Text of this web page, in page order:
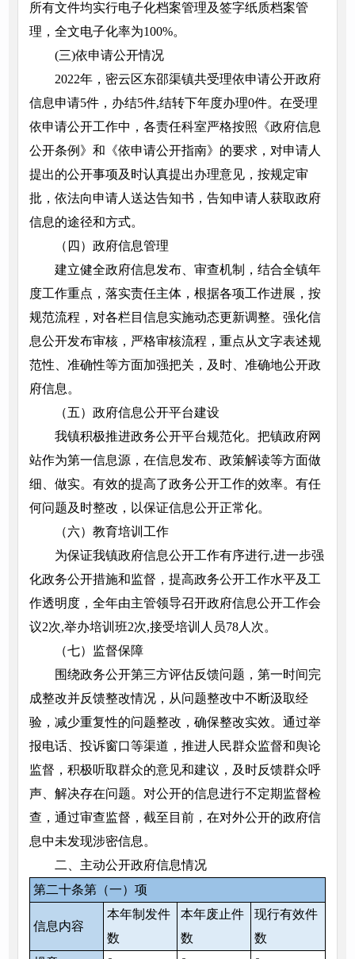
所有文件均实行电子化档案管理及签字纸质档案管
理，全文电子化率为100%。
(三)依申请公开情况
2022年，密云区东邵渠镇共受理依申请公开政府
信息申请5件，办结5件,结转下年度办理0件。在受理
依申请公开工作中，各责任科室严格按照《政府信息
公开条例》和《依申请公开指南》的要求，对申请人
提出的公开事项及时认真提出办理意见，按规定审
批，依法向申请人送达告知书，告知申请人获取政府
信息的途径和方式。
（四）政府信息管理
建立健全政府信息发布、审查机制，结合全镇年
度工作重点，落实责任主体，根据各项工作进展，按
规范流程，对各栏目信息实施动态更新调整。强化信
息公开发布审核，严格审核流程，重点从文字表述规
范性、准确性等方面加强把关，及时、准确地公开政
府信息。
（五）政府信息公开平台建设
我镇积极推进政务公开平台规范化。把镇政府网
站作为第一信息源，在信息发布、政策解读等方面做
细、做实。有效的提高了政务公开工作的效率。有任
何问题及时整改，以保证信息公开正常化。
（六）教育培训工作
为保证我镇政府信息公开工作有序进行,进一步强
化政务公开措施和监督，提高政务公开工作水平及工
作透明度，全年由主管领导召开政府信息公开工作会
议2次,举办培训班2次,接受培训人员78人次。
（七）监督保障
围绕政务公开第三方评估反馈问题，第一时间完
成整改并反馈整改情况，从问题整改中不断汲取经
验，减少重复性的问题整改，确保整改实效。通过举
报电话、投诉窗口等渠道，推进人民群众监督和舆论
监督，积极听取群众的意见和建议，及时反馈群众呼
声、解决存在问题。对公开的信息进行不定期监督检
查，通过审查监督，截至目前，在对外公开的政府信
息中未发现涉密信息。
二、主动公开政府信息情况
第二十条第（一）项
信息内容
本年制发件
数
本年废止件
数
现行有效件
数